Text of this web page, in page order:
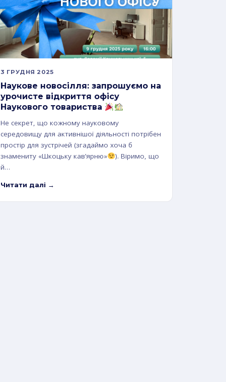
3 ГРУДНЯ 2025
Наукове новосілля: запрошуємо на
урочисте відкриття офісу
Наукового товариства
Не секрет, що кожному науковому
середовищу для активнішої діяльності потрібен
простір для зустрічей (згадаймо хоча б
знамениту «Шкоцьку кавʼярню»
). Віримо, що
й…
Читати далі